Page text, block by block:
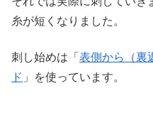
糸が短くなりました。
刺し始めは「 表側から（裏
ド 」を使っています。